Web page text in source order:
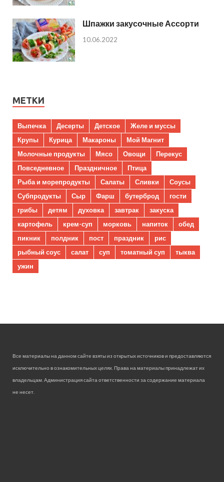
Шпажки закусочные Ассорти
10.06.2022
МЕТКИ
Выпечка Десерты Детское
Желе и муссы
Крупы
Курица Макароны
Мой Магнит
Молочные продукты
Мясо Овощи
Перекус
Повседневное
Праздничное
Птица
Рыба и морепродукты
Салаты Сливки
Соусы
Субпродукты
Сыр Фарш бутерброд
гости
грибы
детям духовка завтрак
закуска
картофель
крем-суп морковь напиток
обед
пикник
полдник пост праздник
рис
рыбный соус
салат суп томатный суп
тыква
ужин
Все материалы на данном сайте взяты из открытых источников и предоставляются
исключительно в ознакомительных целях. Права на материалы принадлежат их
владельцам. Администрация сайта ответственности за содержание материала
не несет.